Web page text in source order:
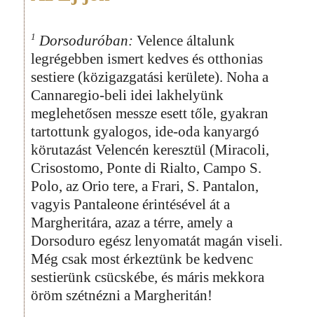
1 Dorsoduróban: Velence általunk
legrégebben ismert kedves és otthonias
sestiere (közigazgatási kerülete). Noha a
Cannaregio-beli idei lakhelyünk
meglehetősen messze esett tőle, gyakran
tartottunk gyalogos, ide-oda kanyargó
körutazást Velencén keresztül (Miracoli,
Crisostomo, Ponte di Rialto, Campo S.
Polo, az Orio tere, a Frari, S. Pantalon,
vagyis Pantaleone érintésével át a
Margheritára, azaz a térre, amely a
Dorsoduro egész lenyomatát magán viseli.
Még csak most érkeztünk be kedvenc
sestierünk csücskébe, és máris mekkora
öröm szétnézni a Margheritán!